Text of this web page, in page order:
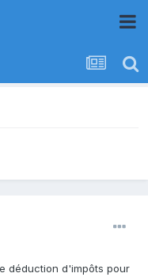
déduction d'impôts pour